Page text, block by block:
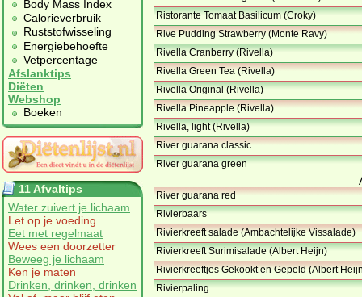
Body Mass Index
Calorieverbruik
Ruststofwisseling
Energiebehoefte
Vetpercentage
Afslanktips
Diëten
Webshop
Boeken
11 Afvaltips
Water zuivert je lichaam
Let op je voeding
Eet met regelmaat
Wees een doorzetter
Beweeg je lichaam
Ken je maten
Drinken, drinken, drinken
Ristorante Tomaat Basilicum (Croky)
Rive Pudding Strawberry (Monte Ravy)
Rivella Cranberry (Rivella)
Rivella Green Tea (Rivella)
Rivella Original (Rivella)
Rivella Pineapple (Rivella)
Rivella, light (Rivella)
River guarana classic
River guarana green
River guarana red
Rivierbaars
Rivierkreeft salade (Ambachtelijke Vissalade)
Rivierkreeft Surimisalade (Albert Heijn)
Rivierkreeftjes Gekookt en Gepeld (Albert
Rivierpaling